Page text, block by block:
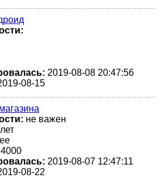
2019-08-08 20:47:56
08-15
не важен
2019-08-07 12:47:11
08-22